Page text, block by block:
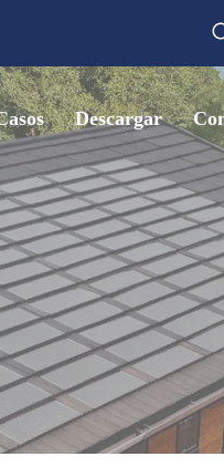
Descargar